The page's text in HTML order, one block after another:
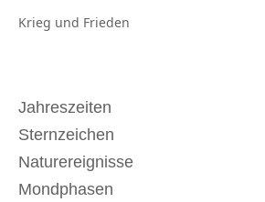
Krieg und Frieden
Jahreszeiten
Sternzeichen
Naturereignisse
Mondphasen